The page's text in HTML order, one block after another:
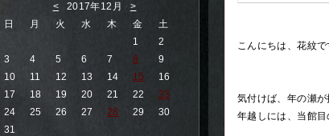
<2017年12月>
日
月 火 水 木 金
土
1
2
3
4 5 6 7 8
9
10
11 12 13 14 15
16
17
18 19 20 21 22
23
24
25 26 27 28 29
30
31
こんにちは、花紋で
気付けば、年の瀬が
年越しには、当館目